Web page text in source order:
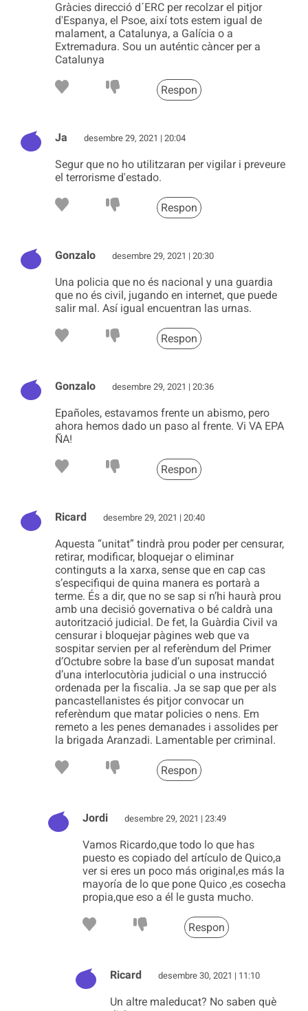
Gràcies direcció d´ERC per recolzar el pitjor
d'Espanya, el Psoe, així tots estem igual de
malament, a Catalunya, a Galícia o a
Extremadura. Sou un auténtic càncer per a
Catalunya
Respon
Ja desembre 29, 2021 | 20:04
Segur que no ho utilitzaran per vigilar i preveure
el terrorisme d'estado.
Respon
Gonzalo desembre 29, 2021 | 20:30
Una policia que no és nacional y una guardia
que no és civil, jugando en internet, que puede
salir mal. Así igual encuentran las urnas.
Respon
Gonzalo desembre 29, 2021 | 20:36
Epañoles, estavamos frente un abismo, pero
ahora hemos dado un paso al frente. Vi VA EPA
ÑA!
Respon
Ricard desembre 29, 2021 | 20:40
Aquesta “unitat” tindrà prou poder per censurar,
retirar, modificar, bloquejar o eliminar
continguts a la xarxa, sense que en cap cas
s’especifiqui de quina manera es portarà a
terme. És a dir, que no se sap si n’hi haurà prou
amb una decisió governativa o bé caldrà una
autorització judicial. De fet, la Guàrdia Civil va
censurar i bloquejar pàgines web que va
sospitar servien per al referèndum del Primer
d’Octubre sobre la base d’un suposat mandat
d’una interlocutòria judicial o una instrucció
ordenada per la fiscalia. Ja se sap que per als
pancastellanistes és pitjor convocar un
referèndum que matar policies o nens. Em
remeto a les penes demanades i assolides per
la brigada Aranzadi. Lamentable per criminal.
Respon
Jordi desembre 29, 2021 | 23:49
Vamos Ricardo,que todo lo que has
puesto es copiado del artículo de Quico,a
ver si eres un poco más original,es más la
mayoría de lo que pone Quico ,es cosecha
propia,que eso a él le gusta mucho.
Respon
Ricard desembre 30, 2021 | 11:10
Un altre maleducat? No saben què